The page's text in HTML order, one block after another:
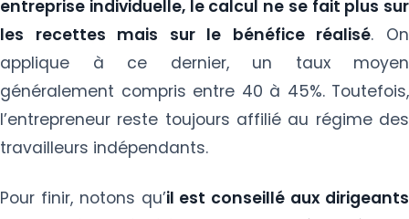
entreprise individuelle, le calcul ne se fait plus sur
les recettes mais sur le bénéfice réalisé. On
applique à ce dernier, un taux moyen
généralement compris entre 40 à 45%. Toutefois,
l’entrepreneur reste toujours affilié au régime des
travailleurs indépendants.
Pour finir, notons qu’il est conseillé aux dirigeants